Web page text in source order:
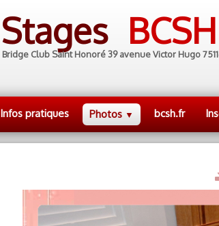
Stages BCSH
Bridge Club Saint Honoré 39 avenue Victor Hugo
Infos pratiques Photos ▼ bcsh.fr